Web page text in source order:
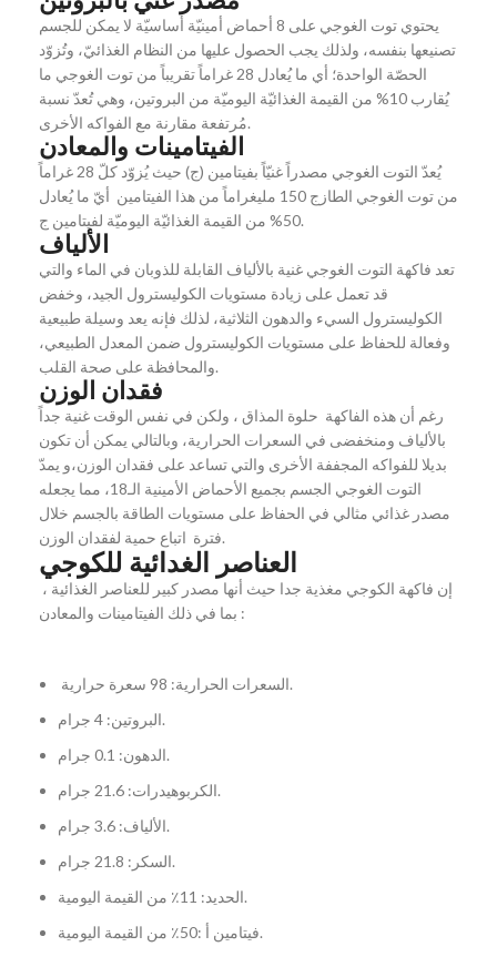
يحتوي توت الغوجي على 8 أحماض أمينيّة أساسيّة لا يمكن للجسم
تصنيعها بنفسه، ولذلك يجب الحصول عليها من النظام الغذائيّ، وتُزوّد
الحصّة الواحدة؛ أي ما يُعادل 28 غراماً تقريباً من توت الغوجي ما
يُقارب 10% من القيمة الغذائيّة اليوميّة من البروتين، وهي تُعدّ نسبة
مُرتفعة مقارنة مع الفواكه الأخرى.
الفيتامينات والمعادن
يُعدّ التوت الغوجي مصدراً غنيّاً بفيتامين (ج) حيث يُزوّد كلّ 28 غراماً
من توت الغوجي الطازج 150 مليغراماً من هذا الفيتامين أيّ ما يُعادل
50% من القيمة الغذائيّة اليوميّة لفيتامين ج.
الألياف
تعد فاكهة التوت الغوجي غنية بالألياف القابلة للذوبان في الماء والتي
قد تعمل على زيادة مستويات الكوليسترول الجيد، وخفض
الكوليسترول السيء والدهون الثلاثية، لذلك فإنه يعد وسيلة طبيعية
وفعالة للحفاظ على مستويات الكوليسترول ضمن المعدل الطبيعي،
والمحافظة على صحة القلب.
فقدان الوزن
رغم أن هذه الفاكهة حلوة المذاق ، ولكن في نفس الوقت غنية جداً
بالألياف ومنخفضى في السعرات الحرارية، وبالتالي يمكن أن تكون
بديلا للفواكه المجففة الأخرى والتي تساعد على فقدان الوزن،و يمدّ
التوت الغوجي الجسم بجميع الأحماض الأمينية الـ18، مما يجعله
مصدر غذائي مثالي في الحفاظ على مستويات الطاقة بالجسم خلال
فترة اتباع حمية لفقدان الوزن.
العناصر الغدائية للكوجي
بما في ذلك الفيتامينات والمعادن :
السعرات الحرارية: 98 سعرة حرارية.
البروتين: 4 جرام.
الدهون: 0.1 جرام.
الكربوهيدرات: 21.6 جرام.
الألياف: 3.6 جرام.
السكر: 21.8 جرام.
الحديد: 11٪ من القيمة اليومية.
فيتامين أ :50٪ من القيمة اليومية.